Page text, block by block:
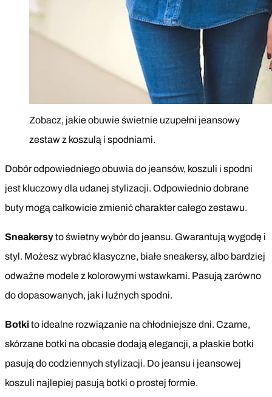
Zobacz, jakie obuwie świetnie uzupełni jeansowy
zestaw z koszulą i spodniami.
Dobór odpowiedniego obuwia do jeansów, koszuli i spodni
jest kluczowy dla udanej stylizacji. Odpowiednio dobrane
buty mogą całkowicie zmienić charakter całego zestawu.
Sneakersyto świetny wybór do jeansu. Gwarantują wygodę i
styl. Możesz wybrać klasyczne, białe sneakersy, albo bardziej
odważne modele z kolorowymi wstawkami. Pasują zarówno
do dopasowanych, jak i luźnych spodni.
Botkito idealne rozwiązanie na chłodniejsze dni. Czarne,
skórzane botki na obcasie dodają elegancji, a płaskie botki
pasują do codziennych stylizacji. Do jeansu i jeansowej
koszuli najlepiej pasują botki o prostej formie.